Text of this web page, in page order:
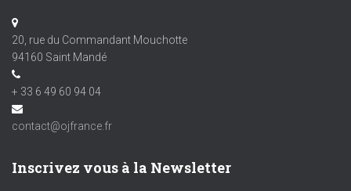
20, rue du Commandant Mouchotte
94160 Saint Mandé
+ 33 6 49 60 94 04
contact@ojfrance.fr
Inscrivez vous à la Newsletter